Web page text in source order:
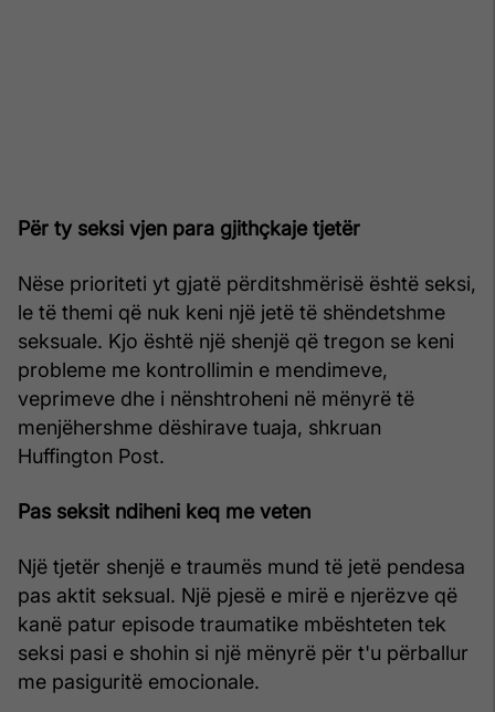
Për ty seksi vjen para gjithçkaje tjetër
Nëse prioriteti yt gjatë përditshmërisë është seksi,
le të themi që nuk keni një jetë të shëndetshme
seksuale. Kjo është një shenjë që tregon se keni
probleme me kontrollimin e mendimeve,
veprimeve dhe i nënshtroheni në mënyrë të
menjëhershme dëshirave tuaja, shkruan
Huffington Post.
Pas seksit ndiheni keq me veten
Një tjetër shenjë e traumës mund të jetë pendesa
pas aktit seksual. Një pjesë e mirë e njerëzve që
kanë patur episode traumatike mbështeten tek
seksi pasi e shohin si një mënyrë për t'u përballur
me pasiguritë emocionale.